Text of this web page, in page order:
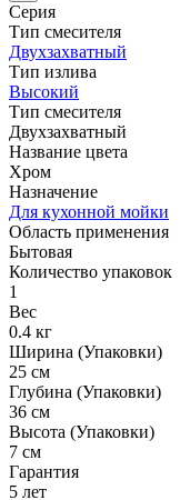
Серия
Тип смесителя
Двухзахватный
Тип излива
Высокий
Тип смесителя
Двухзахватный
Название цвета
Хром
Назначение
Для кухонной мойки
Область применения
Бытовая
Количество упаковок
1
Вес
0.4 кг
Ширина (Упаковки)
25 см
Глубина (Упаковки)
36 см
Высота (Упаковки)
7 см
Гарантия
5 лет